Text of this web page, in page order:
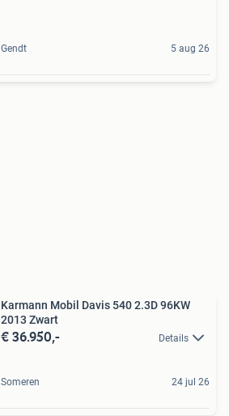
Gendt 5 aug 26
Karmann Mobil Davis 540 2.3D 96KW
2013 Zwart
€ 36.950,- Details
Someren 24 jul 26